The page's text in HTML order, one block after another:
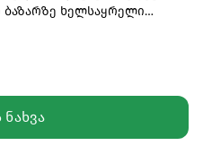
ხელსაყრელი
სწორედ
ქვეყნის
მნიშვნელოვან
ნახვა